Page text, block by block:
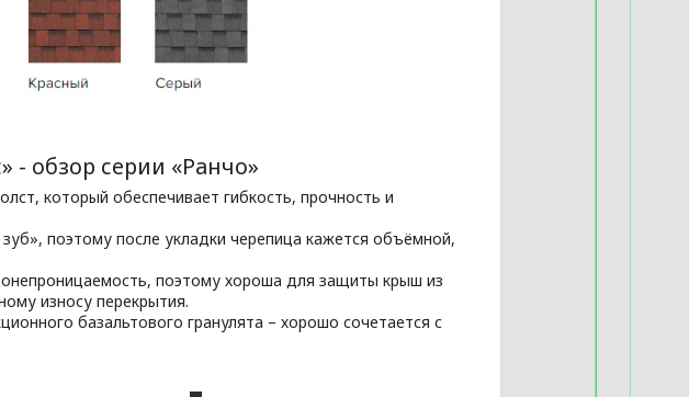
- обзор серии «Ранчо»
который обеспечивает гибкость, прочность и
поэтому после укладки черепица кажется объёмной,
поэтому хороша для защиты крыш из
износу перекрытия.
базальтового гранулята – хорошо сочетается с